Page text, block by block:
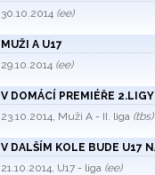
30.10.2014 (ee)
MUŽI A U17
29.10.2014 (ee)
V DOMÁCÍ PREMIÉŘE
23.10.2014, Muži A - II. liga (tbs)
V DALŠÍM KOLE BUDE U17
21.10.2014, U17 - liga (ee)